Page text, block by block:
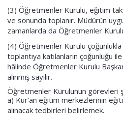
(3) Öğretmenler Kurulu, eğitim
ve sonunda toplanır. Müdürün
zamanlarda da Öğretmenler
(4) Öğretmenler Kurulu çoğunlukla
toplantıya katılanların çoğunluğu
hâlinde Öğretmenler Kurulu
alınmış sayılır.
Öğretmenler Kurulunun görevleri
a) Kur’an eğitim merkezlerinin
alınacak tedbirleri belirlemek.